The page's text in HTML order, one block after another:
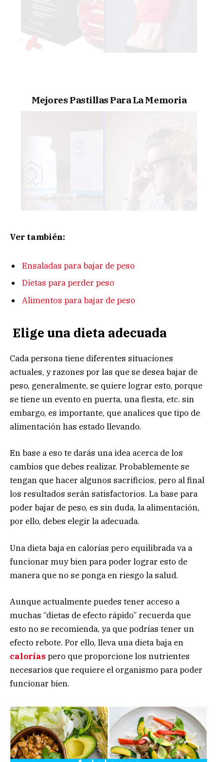
Mejores Pastillas Para La Memoria
Ver también:
Ensaladas para bajar de peso
Dietas para perder peso
Alimentos para bajar de peso
Elige una dieta adecuada
Cada persona tiene diferentes situaciones
actuales, y razones por las que se desea bajar de
peso, generalmente, se quiere lograr esto, porque
se tiene un evento en puerta, una fiesta, etc. sin
embargo, es importante, que analices que tipo de
alimentación has estado llevando.
En base a eso te darás una idea acerca de los
cambios que debes realizar. Probablemente se
tengan que hacer algunos sacrificios, pero al final
los resultados serán satisfactorios. La base para
poder bajar de peso, es sin duda, la alimentación,
por ello, debes elegir la adecuada.
Una dieta baja en calorías pero equilibrada va a
funcionar muy bien para poder lograr esto de
manera que no se ponga en riesgo la salud.
Aunque actualmente puedes tener acceso a
muchas “dietas de efecto rápido” recuerda que
esto no se recomienda, ya que podrías tener un
efecto rebote. Por ello, lleva una dieta baja en
calorías pero que proporcione los nutrientes
necesarios que requiere el organismo para poder
funcionar bien.